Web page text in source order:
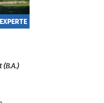
EXPERTE